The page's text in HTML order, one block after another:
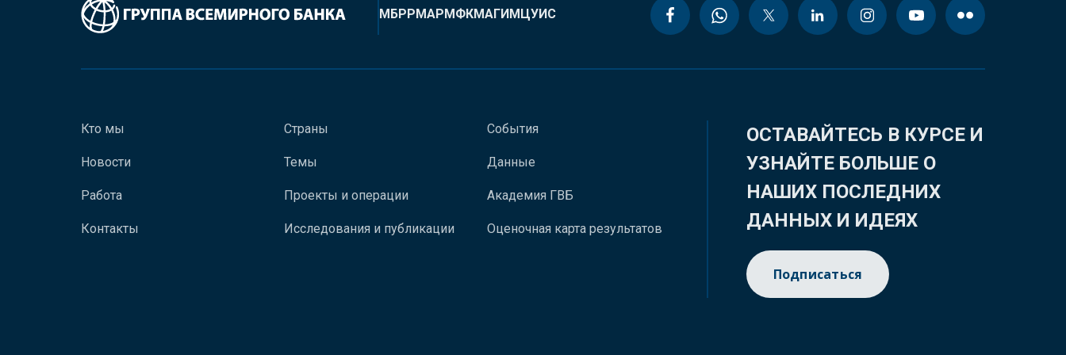
МБРРМАРМФКМАГИМЦУИС
Кто мы
Новости
Работа
Контакты
Страны
Темы
Проекты и операции
Исследования и публикации
События
Данные
Академия ГВБ
Оценочная карта результатов
ОСТАВАЙТЕСЬ В КУРСЕ И
УЗНАЙТЕ БОЛЬШЕ О
НАШИХ ПОСЛЕДНИХ
ДАННЫХ И ИДЕЯХ
Подписаться